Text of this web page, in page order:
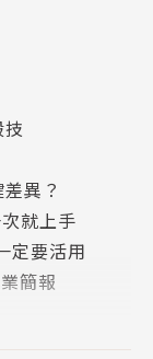
異？
就上手
定要活用
簡報